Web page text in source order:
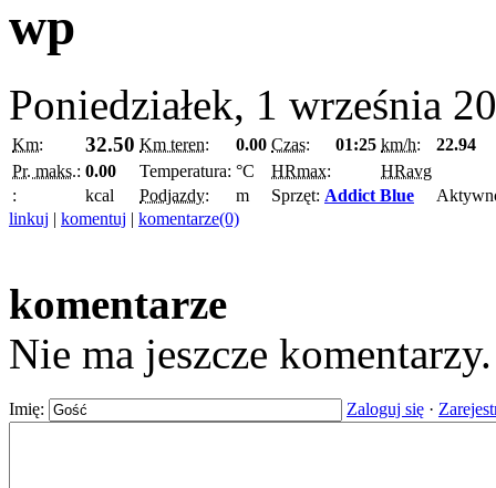
wp
Poniedziałek, 1 września
Km: 32.50 Km teren: 0.00 Czas: 01:25 km/h:
22.94
Pr. maks.: 0.00 Temperatura: °C HRmax:
HRavg
:
kcal Podjazdy: m Sprzęt: Addict Blue
linkuj | komentuj | komentarze(0)
komentarze
Nie ma jeszcze
Imię: Zaloguj się ·